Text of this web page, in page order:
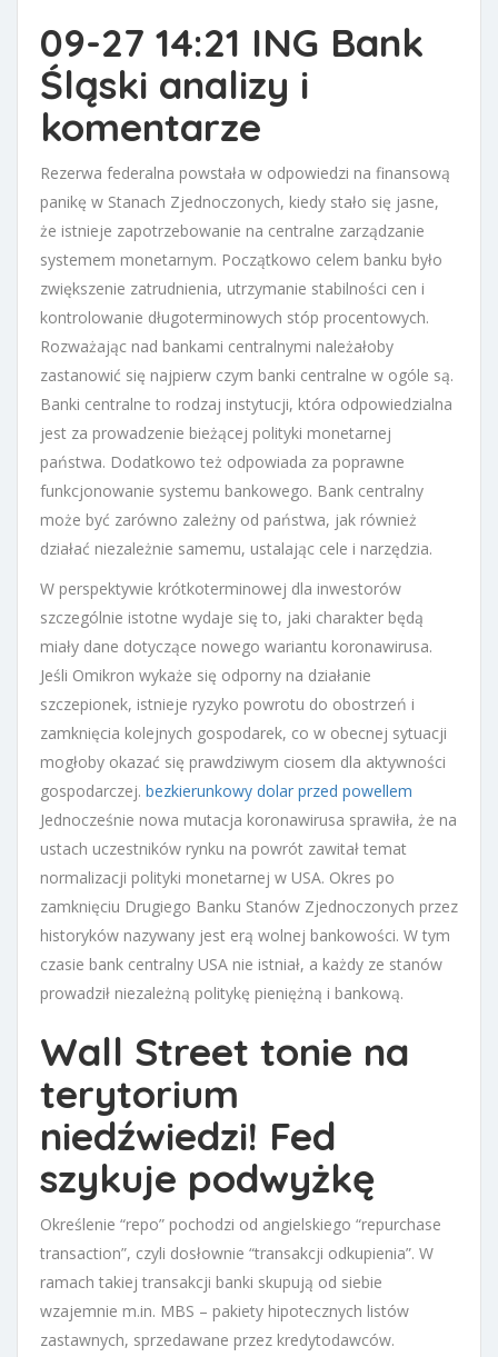
09-27 14:21 ING Bank
Śląski analizy i
komentarze
Rezerwa federalna powstała w odpowiedzi na finansową
panikę w Stanach Zjednoczonych, kiedy stało się jasne,
że istnieje zapotrzebowanie na centralne zarządzanie
systemem monetarnym. Początkowo celem banku było
zwiększenie zatrudnienia, utrzymanie stabilności cen i
kontrolowanie długoterminowych stóp procentowych.
Rozważając nad bankami centralnymi należałoby
zastanowić się najpierw czym banki centralne w ogóle są.
Banki centralne to rodzaj instytucji, która odpowiedzialna
jest za prowadzenie bieżącej polityki monetarnej
państwa. Dodatkowo też odpowiada za poprawne
funkcjonowanie systemu bankowego. Bank centralny
może być zarówno zależny od państwa, jak również
działać niezależnie samemu, ustalając cele i narzędzia.
W perspektywie krótkoterminowej dla inwestorów
szczególnie istotne wydaje się to, jaki charakter będą
miały dane dotyczące nowego wariantu koronawirusa.
Jeśli Omikron wykaże się odporny na działanie
szczepionek, istnieje ryzyko powrotu do obostrzeń i
zamknięcia kolejnych gospodarek, co w obecnej sytuacji
mogłoby okazać się prawdziwym ciosem dla aktywności
gospodarczej. bezkierunkowy dolar przed powellem
Jednocześnie nowa mutacja koronawirusa sprawiła, że na
ustach uczestników rynku na powrót zawitał temat
normalizacji polityki monetarnej w USA. Okres po
zamknięciu Drugiego Banku Stanów Zjednoczonych przez
historyków nazywany jest erą wolnej bankowości. W tym
czasie bank centralny USA nie istniał, a każdy ze stanów
prowadził niezależną politykę pieniężną i bankową.
Wall Street tonie na
terytorium
niedźwiedzi! Fed
szykuje podwyżkę
Określenie “repo” pochodzi od angielskiego “repurchase
transaction”, czyli dosłownie “transakcji odkupienia”. W
ramach takiej transakcji banki skupują od siebie
wzajemnie m.in. MBS – pakiety hipotecznych listów
zastawnych, sprzedawane przez kredytodawców.